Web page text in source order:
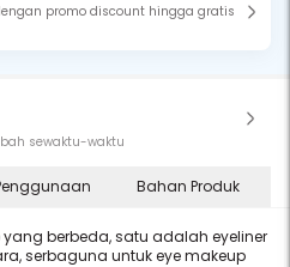
promo discount hingga gratis
sewaktu-waktu
Bahan Produk
yang berbeda, satu adalah eyeliner
serbaguna untuk eye makeup